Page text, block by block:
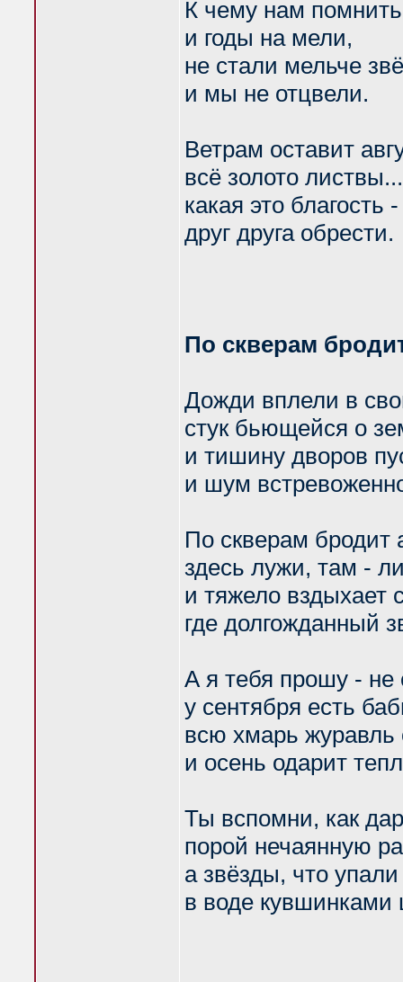
К чему нам
и годы на мели,
не стали мельче
и мы не отцвели.
Ветрам оставит
всё золото листвы...
какая это благость -
друг друга обрести.
По скверам
Дожди вплели в
стук бьющейся о
и тишину дворов
и шум
По скверам бродит
здесь лужи, там -
и тяжело вздыхает
где долгожданный
А я тебя прошу - не
у сентября есть
всю хмарь
и осень одарит
Ты вспомни, как
порой нечаянную
а звёзды, что
в воде кувшинками